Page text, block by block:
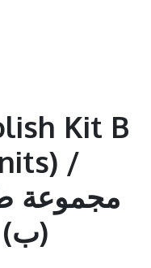
Kit B
/
مجموعة
(ب) /